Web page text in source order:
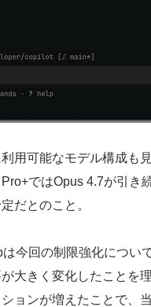
用可能なモデル構成も
ではOpus 4.7が引き
だとのこと。
は今回の制限強化につい
大きく変化したことを
ョンが増えたことで、